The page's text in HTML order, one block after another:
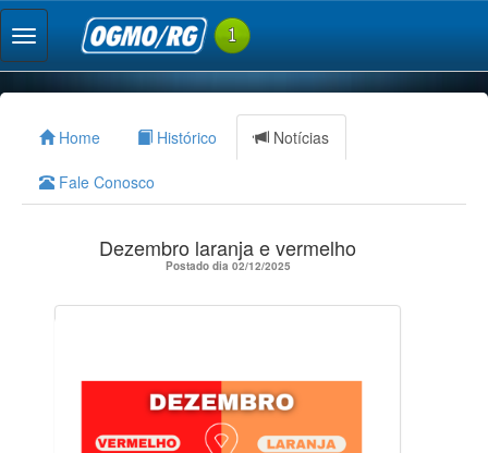
Home Histórico Notícias
Fale Conosco
Dezembro laranja e vermelho
Postado dia 02/12/2025